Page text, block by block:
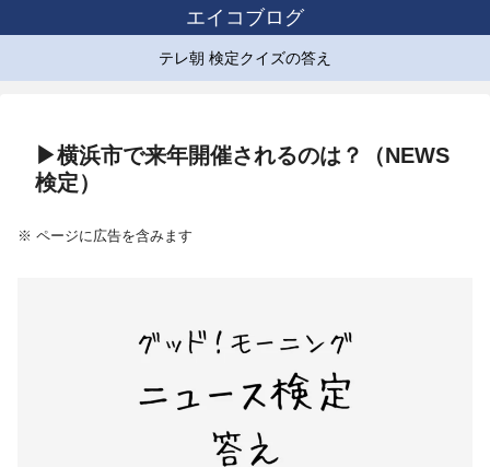
エイコブログ
テレ朝 検定クイズの答え
▶横浜市で来年開催されるのは？（NEWS
検定）
※ ページに広告を含みます